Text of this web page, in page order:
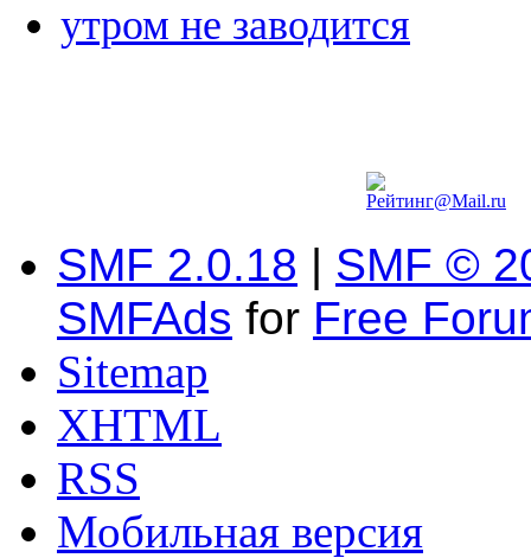
утром не заводится
SMF 2.0.18 | SMF ©
SMFAds for Free
Sitemap
XHTML
RSS
Мобильная версия